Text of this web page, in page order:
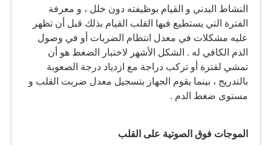
النشاط البدني و القيام بوظيفته دون خلل ، و معرفة
الفترة التي يستطيع فيها القلب القيام بذلك قبل أن تظهر
عليه مشكلات في معدل انتظام الضربات أو في وصول
الدم الكافي له . الشكل الأشهر لاختبار الضغط هو أن
تمشي لفترة أو تركب دراجة مع ازدياد درجة الصعوبة
بالتدريج ، بينما يقوم الجهاز بتسجيل معدل ضربت القلب و
مستوى ضغط الدم .
الموجات فوق الصوتية على القلب